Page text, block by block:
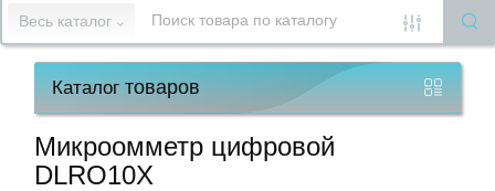
15
работы
Весь каталог
Каталогтоваров
Микроомметр цифровой
DLRO10X